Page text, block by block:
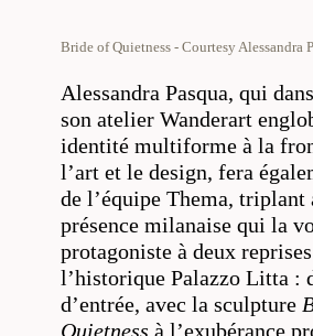
Bride of Quietness - Courtesy Alessandra
Alessandra Pasqua, qui
son atelier Wanderart
identité multiforme à la
l’art et le design, fera
de l’équipe Thema, triplant
présence milanaise qui la
protagoniste à deux
l’historique Palazzo Litta :
d’entrée, avec la sculpture
Quietness à l’exubérance